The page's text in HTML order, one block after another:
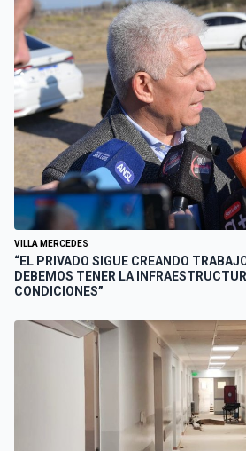
VILLA MERCEDES
“EL PRIVADO SIGUE CREANDO
DEBEMOS TENER LA
CONDICIONES”